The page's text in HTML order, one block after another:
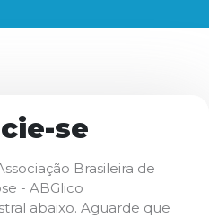
se
Brasileira de
- ABGlico
abaixo. Aguarde que